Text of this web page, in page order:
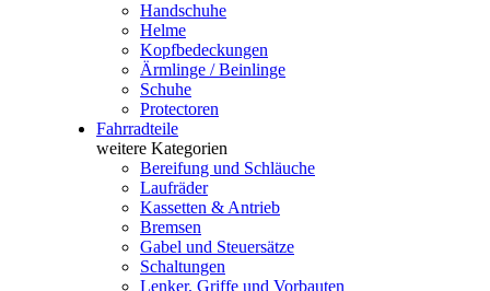
Handschuhe
Helme
Kopfbedeckungen
Ärmlinge / Beinlinge
Schuhe
Protectoren
Fahrradteile
weitere Kategorien
Bereifung und Schläuche
Laufräder
Kassetten & Antrieb
Bremsen
Gabel und Steuersätze
Schaltungen
Lenker, Griffe und Vorbauten